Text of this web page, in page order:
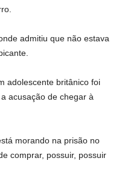
admitiu que não estava
adolescente britânico foi
acusação de chegar à
morando na prisão no
comprar, possuir, possuir